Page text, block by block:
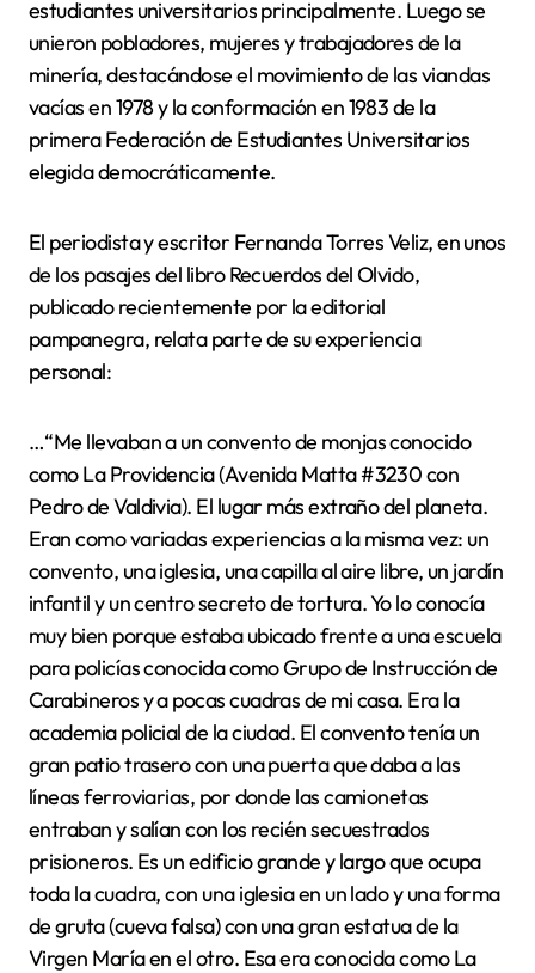
estudiantes universitarios principalmente. Luego se
unieron pobladores, mujeres y trabajadores de la
minería, destacándose el movimiento de las viandas
vacías en 1978 y la conformación en 1983 de la
primera Federación de Estudiantes Universitarios
elegida democráticamente.
El periodista y escritor Fernanda Torres Veliz, en unos
de los pasajes del libro Recuerdos del Olvido,
publicado recientemente por la editorial
pampanegra, relata parte de su experiencia
personal:
…“Me llevaban a un convento de monjas conocido
como La Providencia (Avenida Matta #3230 con
Pedro de Valdivia). El lugar más extraño del planeta.
Eran como variadas experiencias a la misma vez: un
convento, una iglesia, una capilla al aire libre, un jardín
infantil y un centro secreto de tortura. Yo lo conocía
muy bien porque estaba ubicado frente a una escuela
para policías conocida como Grupo de Instrucción de
Carabineros y a pocas cuadras de mi casa. Era la
academia policial de la ciudad. El convento tenía un
gran patio trasero con una puerta que daba a las
líneas ferroviarias, por donde las camionetas
entraban y salían con los recién secuestrados
prisioneros. Es un edificio grande y largo que ocupa
toda la cuadra, con una iglesia en un lado y una forma
de gruta (cueva falsa) con una gran estatua de la
Virgen María en el otro. Esa era conocida como La